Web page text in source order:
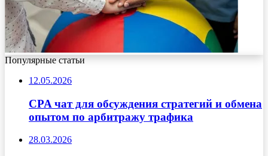
Популярные статьи
12.05.2026
CPA чат для обсуждения стратегий и обмена
опытом по арбитражу трафика
28.03.2026